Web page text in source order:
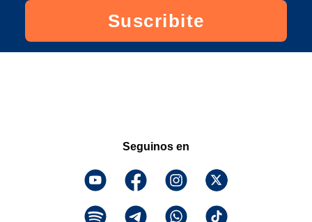
Suscribite
Seguinos en